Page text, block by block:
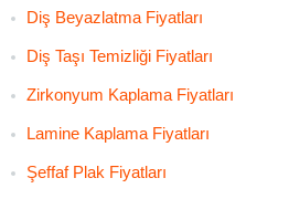
Diş Beyazlatma Fiyatları
Diş Taşı Temizliği Fiyatları
Zirkonyum Kaplama Fiyatları
Lamine Kaplama Fiyatları
Şeffaf Plak Fiyatları